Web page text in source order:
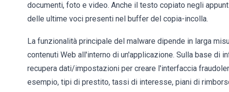
documenti, foto e video. Anche il testo copiato negli
delle ultime voci presenti nel buffer del copia-incolla.
La funzionalità principale del malware dipende in larga
contenuti Web all'interno di un'applicazione. Sulla base di
recupera dati/impostazioni per creare l'interfaccia
esempio, tipi di prestito, tassi di interesse, piani di